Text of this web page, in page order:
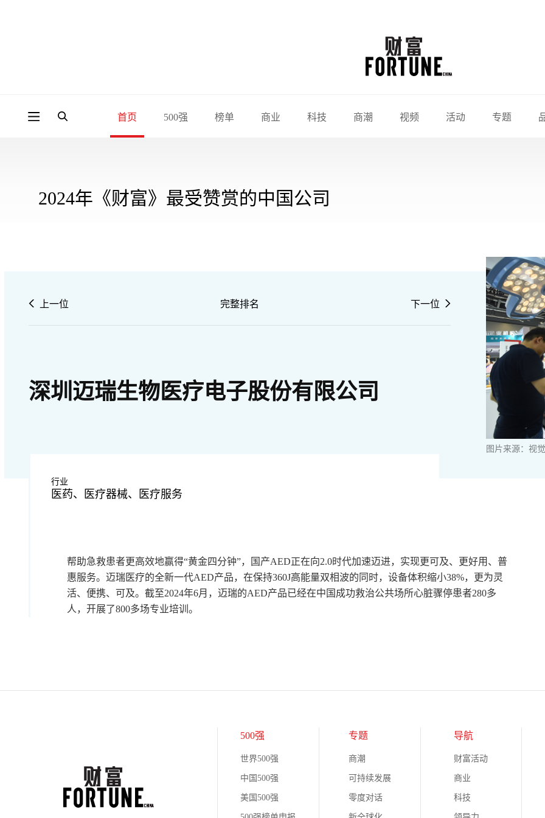
首页 500强 榜单 商业 科技 商潮 视频 活动 专题
2024年《财富》最受赞赏的中国公司
上一位 完整排名 下一位
深圳迈瑞生物医疗电子股份有限公司
图片来源：视
行业
医药、医疗器械、医疗服务
帮助急救患者更高效地赢得“黄金四分钟”，国产AED正在向2.0时代加速迈进，实现更可及、更好用、普
惠服务。迈瑞医疗的全新一代AED产品，在保持360J高能量双相波的同时，设备体积缩小38%，更为灵
活、便携、可及。截至2024年6月，迈瑞的AED产品已经在中国成功救治公共场所心脏骤停患者280多
人，开展了800多场专业培训。
500强
世界500强
中国500强
美国500强
专题
商潮
可持续发展
零度对话
导航
财富活动
商业
科技